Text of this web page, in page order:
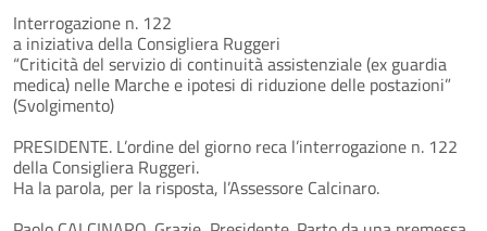
Interrogazione n. 122
a iniziativa della Consigliera Ruggeri
“Criticità del servizio di continuità assistenziale (ex guardia
medica) nelle Marche e ipotesi di riduzione delle postazioni”
(Svolgimento)
PRESIDENTE. L’ordine del giorno reca l’interrogazione n. 122
della Consigliera Ruggeri.
Ha la parola, per la risposta, l’Assessore Calcinaro.